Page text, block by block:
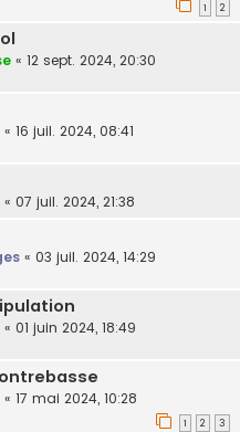
1 2
« 12 sept. 2024, 20:30
« 16 juil. 2024, 08:41
« 07 juil. 2024, 21:38
« 03 juil. 2024, 14:29
« 01 juin 2024, 18:49
« 17 mai 2024, 10:28
1 2 3